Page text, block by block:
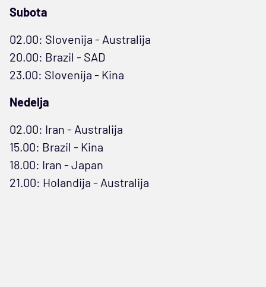
Subota
02.00: Slovenija - Australija
20.00: Brazil - SAD
23.00: Slovenija - Kina
Nedelja
02.00: Iran - Australija
15.00: Brazil - Kina
18.00: Iran - Japan
21.00: Holandija - Australija